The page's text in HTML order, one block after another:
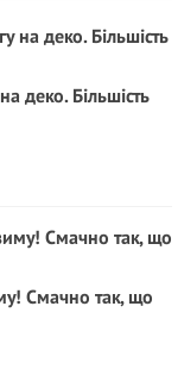
деко. Більшість
Смачно так, що